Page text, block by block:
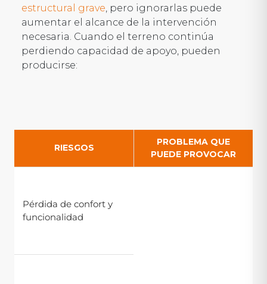
estructural grave , pero ignorarlas puede
aumentar el alcance de la intervención
necesaria. Cuando el terreno continúa
perdiendo capacidad de apoyo, pueden
producirse:
RIESGOS
PROBLEMA QUE
PUEDE PROVOCAR
Pérdida de confort y
funcionalidad